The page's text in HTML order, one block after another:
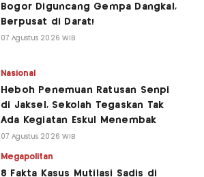
Bogor Diguncang Gempa Dangkal,
Berpusat di Darat!
07 Agustus 2026 WIB
Nasional
Heboh Penemuan Ratusan Senpi
di Jaksel, Sekolah Tegaskan Tak
Ada Kegiatan Eskul Menembak
07 Agustus 2026 WIB
Megapolitan
8 Fakta Kasus Mutilasi Sadis di